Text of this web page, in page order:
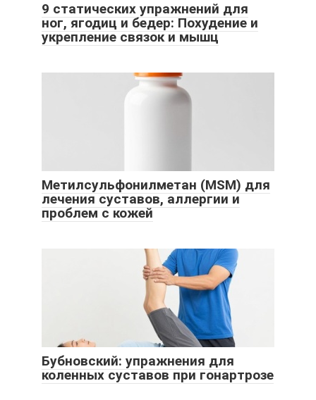
9 статических упражнений для
ног, ягодиц и бедер: Похудение и
укрепление связок и мышц
Метилсульфонилметан (MSM) для
лечения суставов, аллергии и
проблем с кожей
Бубновский: упражнения для
коленных суставов при гонартрозе